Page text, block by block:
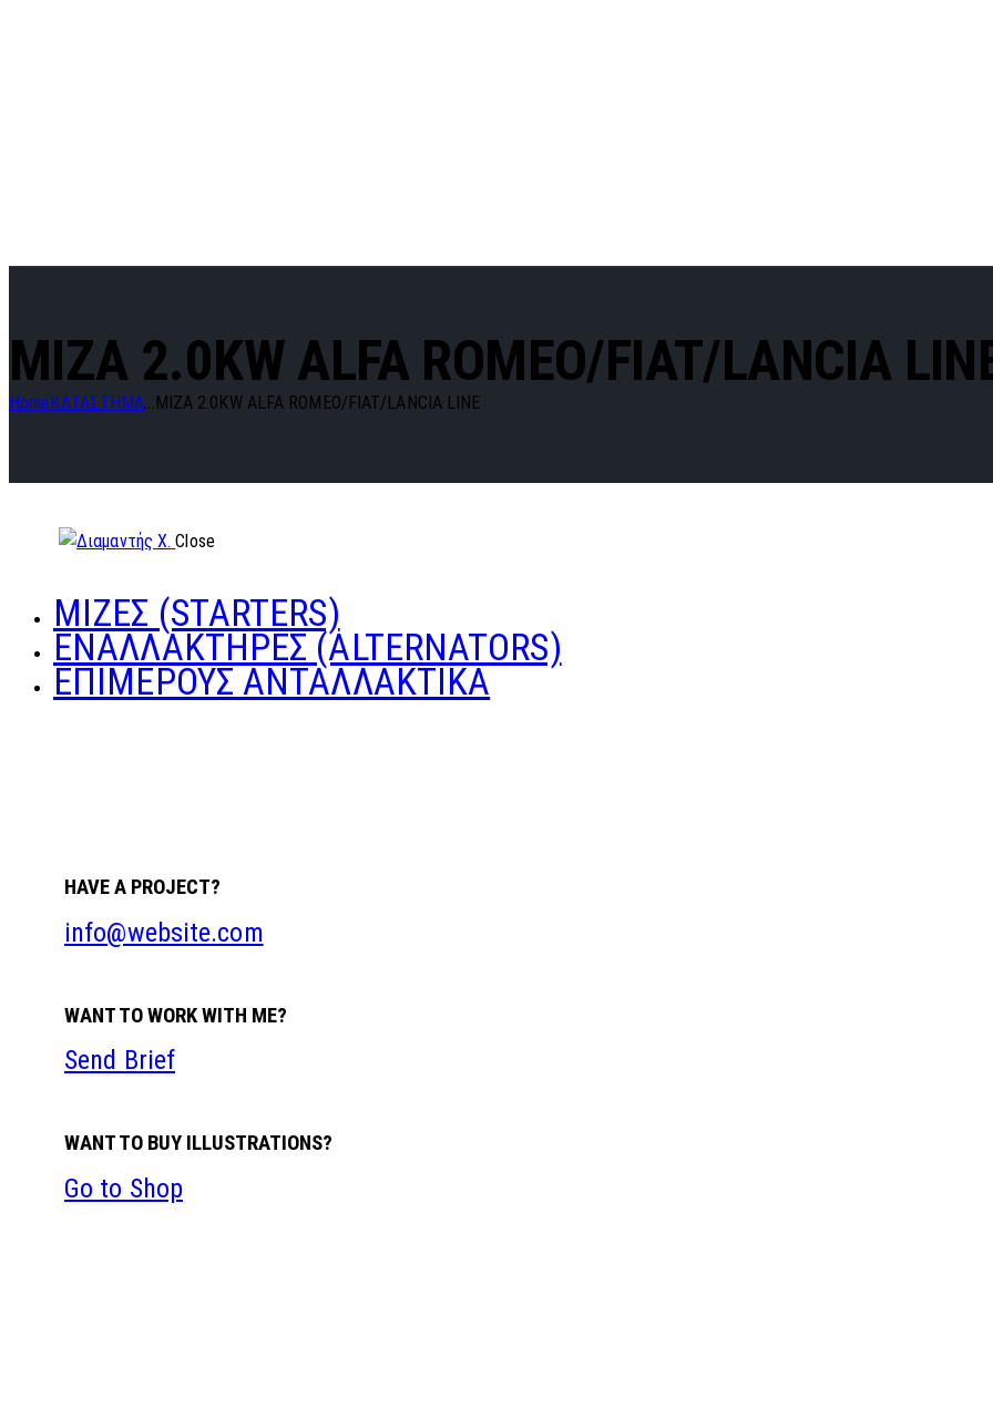
MIZA 2.0KW ALFA ROMEO/FIAT/LANCIA
Home ΚΑΤΑΣΤΗΜΑ... MIZA 2.0KW ALFA ROMEO/FIAT/LANCIA LINE
Close
ΜΙΖΕΣ (STARTERS)
ΕΝΑΛΛΑΚΤΗΡΕΣ (ALTERNATORS)
ΕΠΙΜΕΡΟΥΣ ΑΝΤΑΛΛΑΚΤΙΚΑ
HAVE A PROJECT?
info@website.com
WANT TO WORK WITH ME?
Send Brief
WANT TO BUY ILLUSTRATIONS?
Go to Shop